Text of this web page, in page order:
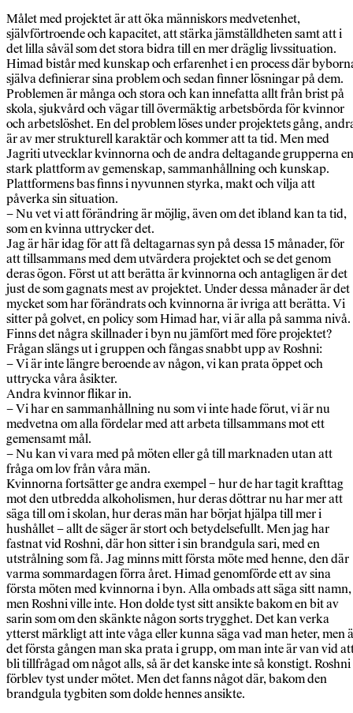
Målet med projektet är att öka människors medvetenhet,
självförtroende och kapacitet, att stärka jämställdheten samt att i
det lilla såväl som det stora bidra till en mer dräglig livssituation.
Himad bistår med kunskap och erfarenhet i en process där
själva definierar sina problem och sedan finner lösningar på dem.
Problemen är många och stora och kan innefatta allt från brist på
skola, sjukvård och vägar till övermäktig arbetsbörda för kvinnor
och arbetslöshet. En del problem löses under projektets gång,
är av mer strukturell karaktär och kommer att ta tid. Men med
Jagriti utvecklar kvinnorna och de andra deltagande grupperna en
stark plattform av gemenskap, sammanhållning och kunskap.
Plattformens bas finns i nyvunnen styrka, makt och vilja att
påverka sin situation.
– Nu vet vi att förändring är möjlig, även om det ibland kan ta tid,
som en kvinna uttrycker det.
Jag är här idag för att få deltagarnas syn på dessa 15 månader, för
att tillsammans med dem utvärdera projektet och se det genom
deras ögon. Först ut att berätta är kvinnorna och antagligen är det
just de som gagnats mest av projektet. Under dessa månader är det
mycket som har förändrats och kvinnorna är ivriga att berätta. Vi
sitter på golvet, en policy som Himad har, vi är alla på samma nivå.
Finns det några skillnader i byn nu jämfört med före projektet?
Frågan slängs ut i gruppen och fångas snabbt upp av Roshni:
– Vi är inte längre beroende av någon, vi kan prata öppet och
uttrycka våra åsikter.
Andra kvinnor flikar in.
– Vi har en sammanhållning nu som vi inte hade förut, vi är nu
medvetna om alla fördelar med att arbeta tillsammans mot ett
gemensamt mål.
– Nu kan vi vara med på möten eller gå till marknaden utan att
fråga om lov från våra män.
Kvinnorna fortsätter ge andra exempel − hur de har tagit krafttag
mot den utbredda alkoholismen, hur deras döttrar nu har mer att
säga till om i skolan, hur deras män har börjat hjälpa till mer i
hushållet – allt de säger är stort och betydelsefullt. Men jag har
fastnat vid Roshni, där hon sitter i sin brandgula sari, med en
utstrålning som få. Jag minns mitt första möte med henne, den där
varma sommardagen förra året. Himad genomförde ett av sina
första möten med kvinnorna i byn. Alla ombads att säga sitt namn,
men Roshni ville inte. Hon dolde tyst sitt ansikte bakom en bit av
sarin som om den skänkte någon sorts trygghet. Det kan verka
ytterst märkligt att inte våga eller kunna säga vad man heter, men
det första gången man ska prata i grupp, om man inte är van vid
bli tillfrågad om något alls, så är det kanske inte så konstigt. Roshni
förblev tyst under mötet. Men det fanns något där, bakom den
brandgula tygbiten som dolde hennes ansikte.